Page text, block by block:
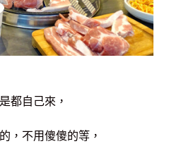
都自己來，
，不用傻傻的等，